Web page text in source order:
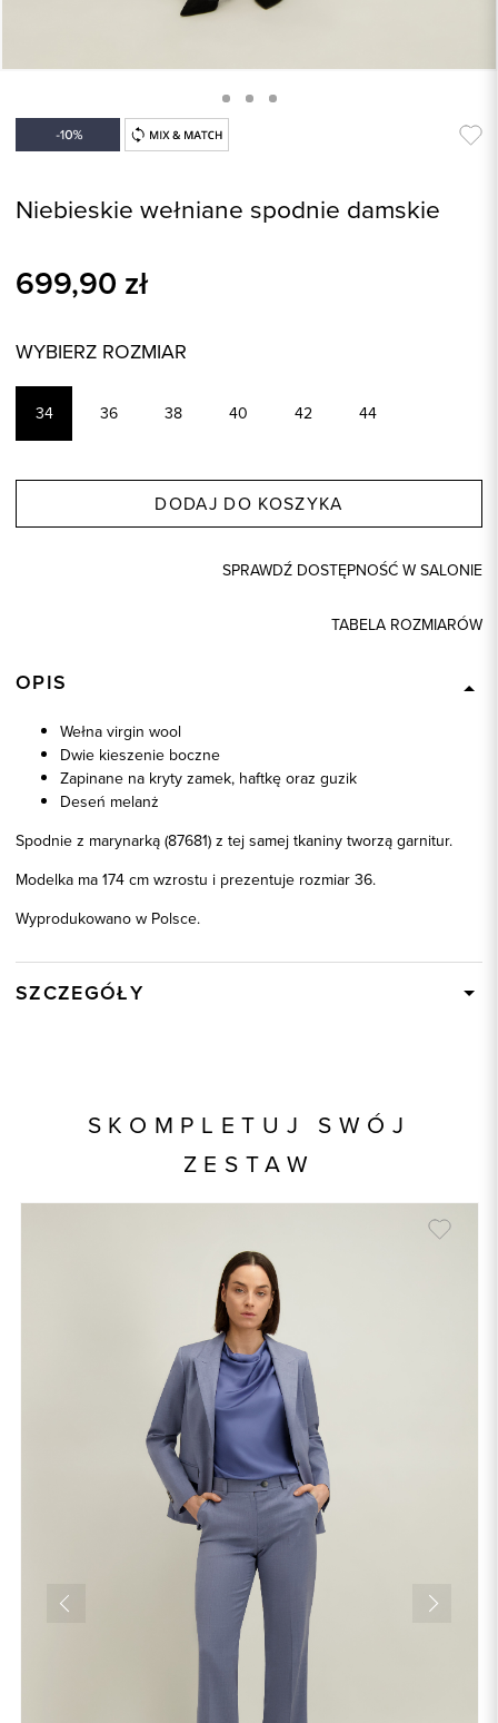
Niebieskie wełniane spodnie damskie
699,90 zł
WYBIERZ ROZMIAR
34 36 38 40 42 44
DODAJ DO KOSZYKA
SPRAWDŹ DOSTĘPNOŚĆ W SALONIE
TABELA ROZMIARÓW
OPIS
Wełna virgin wool
Dwie kieszenie boczne
Zapinane na kryty zamek, haftkę oraz guzik
Deseń melanż
Spodnie z marynarką (87681) z tej samej tkaniny tworzą garnitur.
Modelka ma 174 cm wzrostu i prezentuje rozmiar 36.
Wyprodukowano w Polsce.
SZCZEGÓŁY
SKOMPLETUJ SWÓJ
ZESTAW